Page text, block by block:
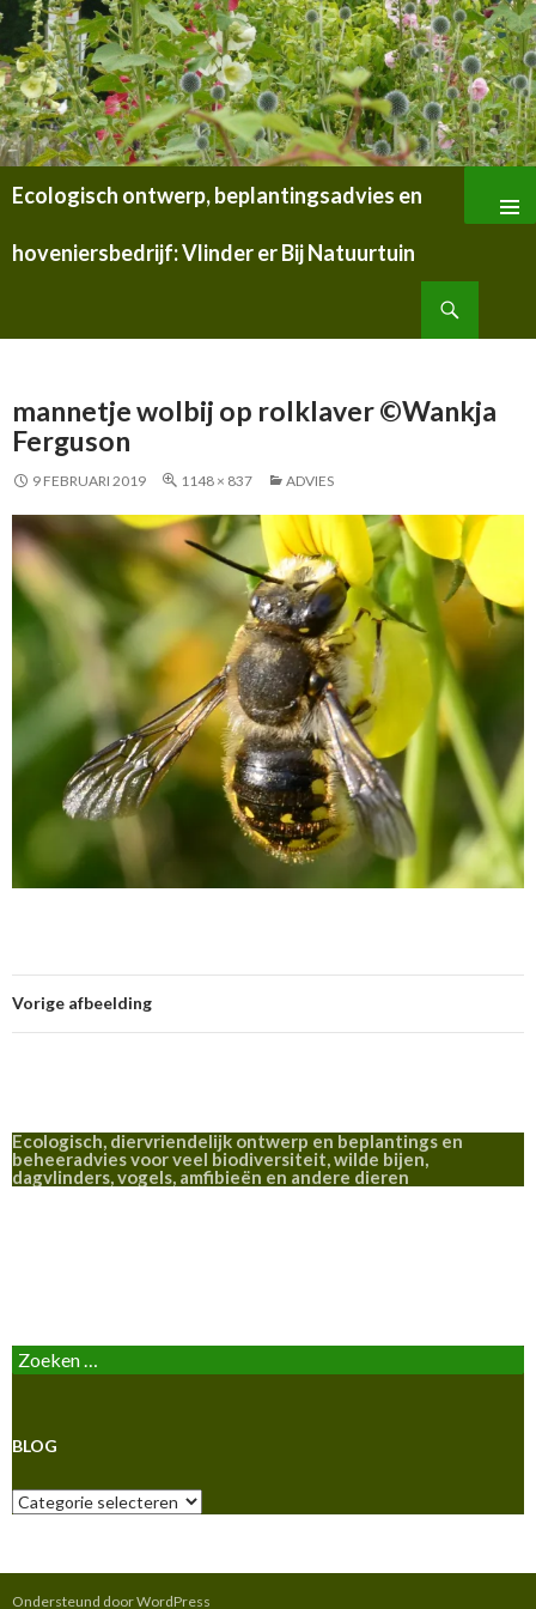
Ecologisch ontwerp, beplantingsadvies en
hoveniersbedrijf: Vlinder er Bij Natuurtuin
NAAR
INHOUD
mannetje wolbij op rolklaver ©Wankja
Ferguson
9 FEBRUARI 2019 1148 × 837 ADVIES
Vorige afbeelding
Ecologisch, diervriendelijk ontwerp en beplantings en
beheeradvies voor veel biodiversiteit, wilde bijen,
dagvlinders, vogels, amfibieën en andere dieren
Zoeken
naar:
BLOG
Blog
Ondersteund door WordPress